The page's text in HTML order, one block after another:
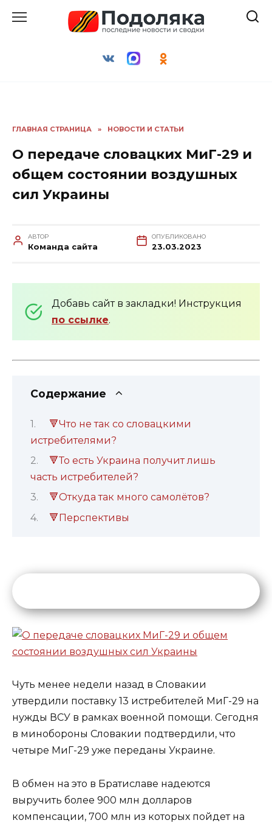
ГЛАВНАЯ СТРАНИЦА » НОВОСТИ И СТАТЬИ
О передаче словацких МиГ-29 и
общем состоянии воздушных
сил Украины
АВТОР
Команда сайта
ОПУБЛИКОВАНО
23.03.2023
Добавь сайт в закладки! Инструкция
по ссылке.
Содержание
🔻Что не так со словацкими
истребителями?
🔻То есть Украина получит лишь
часть истребителей?
🔻Откуда так много самолётов?
🔻Перспективы
Чуть менее недели назад в Словакии
утвердили поставку 13 истребителей МиГ-29 на
нужды ВСУ в рамках военной помощи. Сегодня
в минобороны Словакии подтвердили, что
четыре МиГ-29 уже переданы Украине.
В обмен на это в Братиславе надеются
выручить более 900 млн долларов
компенсации, 700 млн из которых пойдет на